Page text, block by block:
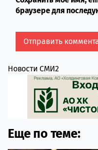
браузере для
Новости СМИ2
Еще по теме: